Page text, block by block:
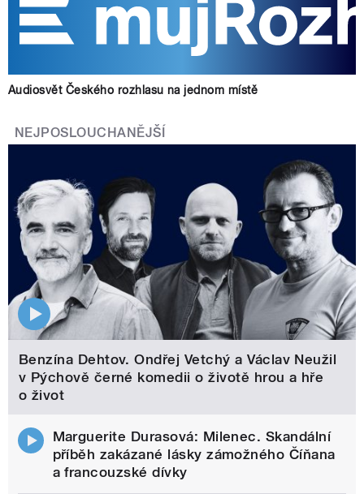
Audiosvět Českého rozhlasu na jednom místě
NEJPOSLOUCHANĚJŠÍ
Benzína Dehtov. Ondřej Vetchý a Václav Neužil
v Pýchově černé komedii o životě hrou a hře
o život
Marguerite Durasová: Milenec. Skandální
příběh zakázané lásky zámožného Číňana
a francouzské dívky